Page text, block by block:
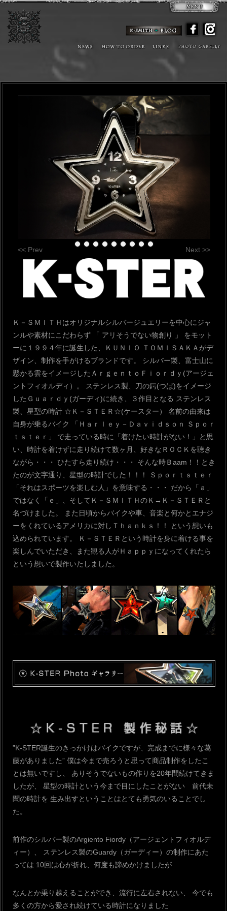
<< Prev Next >>
Ｋ－ＳＭＩＴＨはオリジナルシルバージュエリーを中心にジャ
ンルや素材にこだわらず
「 アリそうでない物創り 」 をモット
ーに１９９４年に誕生した、ＫＵＮＩＯ ＴＯＭＩＳＡＫＡがデ
ザイン、制作を手がけるブランドです。
シルバー製、富士山に
懸かる雲をイメージしたＡｒｇｅｎｔｏＦｉｏｒｄｙ(アージェ
ントフィオルディ）。
ステンレス製、刀の鍔(つば)をイメージ
したＧｕａｒｄｙ(ガーディ)に続き、３作目となる ステンレス
製、星型の時計 ☆Ｋ－ＳＴＥＲ☆(ケースター） 名前の由来は
自身が乗るバイク 「Ｈａｒｌｅｙ－Ｄａｖｉｄｓｏｎ Ｓｐｏｒ
ｔｓｔｅｒ」
で走っている時に「着けたい時計がない！」と思
い、時計を着けずに走り続けて数ヶ月、好きなＲＯＣＫを聴き
ながら・・・ ひたすら走り続け・・・ そんな時Ｂaam！！とき
たのが文字通り、星型の時計でした！！！
Ｓｐｏｒｔｓｔｅｒ
「それはスポーツを楽しむ人」を意味する・・・ だから「ａ」
ではなく「ｅ」、そしてＫ－ＳＭＩＴＨのＫ→Ｋ－ＳＴＥＲと
名づけました。 また日頃からバイクや車、音楽と何かとエナジ
ーをくれているアメリカに対しＴｈａｎｋｓ！！ という想いも
込められています。
Ｋ－ＳＴＥＲという時計を身に着ける事を
楽しんでいただき、また観る人がＨａｐｐｙになってくれたら
という想いで製作いたしました。
”K-STER誕生のきっかけはバイクですが、完成までに様々な葛
藤がありました” 僕は今まで売ろうと思って商品制作をしたこ
とは無いですし、
ありそうでないもの作りを20年間続けてきま
したが、
星型の時計という今まで目にしたことがない 前代未
聞の時計を 生み出すということはとても勇気のいることでし
た。
前作のシルバー製のArgiento Fiordy（アージェントフィオルデ
ィー）、
ステンレス製のGuardy（ガーディー）の制作にあた
っては 10回は心が折れ、何度も諦めかけましたが
なんとか乗り越えることができ、流行に左右されない、
今でも
多くの方から愛され続けている時計になりました